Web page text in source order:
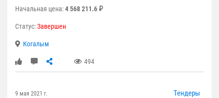
Начальная цена:4 568 211.6 ₽
Статус:Завершен
Когалым
494
9 мая 2021 г. Тендеры